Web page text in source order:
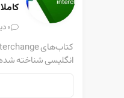
0
انگلیسی شناخته